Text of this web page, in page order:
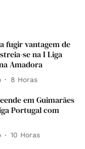
fugir vantagem de
se na I Liga
Amadora
8 Horas
em Guimarães
Portugal com
10 Horas